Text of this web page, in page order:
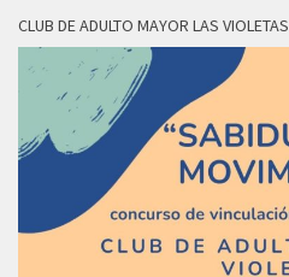
CLUB DE ADULTO MAYOR LAS VIOLETAS